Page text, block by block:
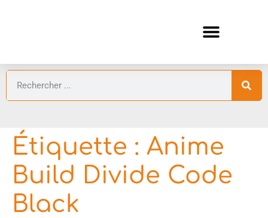
Étiquette : Anime
Build Divide Code
Black